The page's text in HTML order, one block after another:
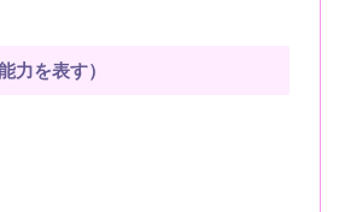
力を表す）